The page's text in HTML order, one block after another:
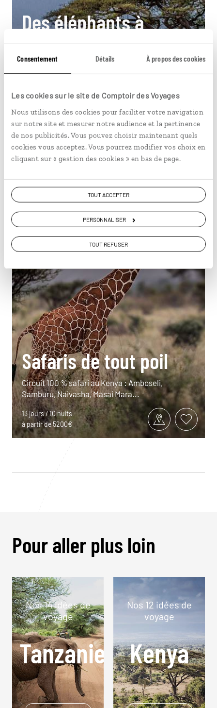
Consentement Détails À propos des cookies
Les cookies sur le site de Comptoir des Voyages
Nous utilisons des cookies pour faciliter votre navigation
sur notre site et mesurer notre audience et la pertinence
de nos publicités. Vous pouvez choisir maintenant quels
cookies vous acceptez. Vous pourrez modifier vos choix en
cliquant sur « gestion des cookies » en bas de page.
TOUT ACCEPTER
PERSONNALISER
TOUT REFUSER
Des éléphants à
l'océan
9 jours / 7 nuits
à partir de 2400€
Faune & safari
Safaris de tout poil
Circuit 100 % safari au Kenya : Amboseli,
Samburu, Naivasha, Masai Mara...
13 jours / 10 nuits
à partir de 5200€
Pour aller plus loin
Nos 14 idées de
voyage
Tanzanie
Nos 12 idées de
voyage
Kenya